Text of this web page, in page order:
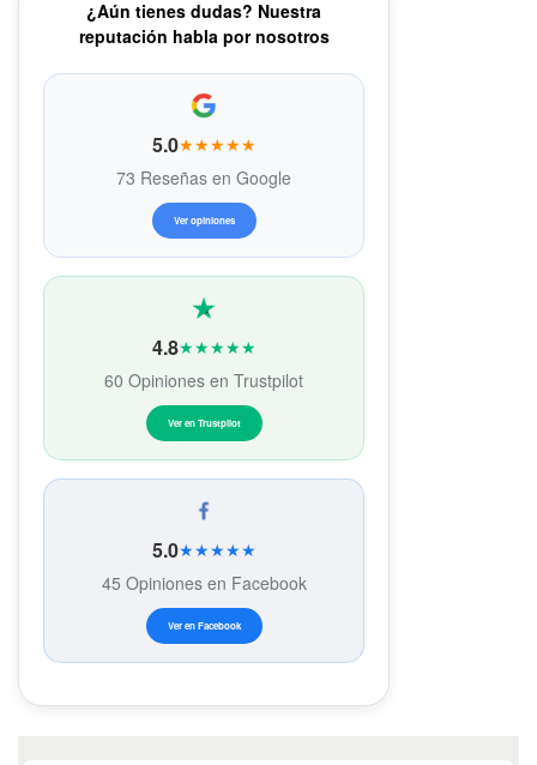
¿Aún tienes dudas? Nuestra
reputación habla por nosotros
5.0★★★★★
73 Reseñas en Google
Ver opiniones
4.8★★★★★
60 Opiniones en Trustpilot
Ver en Trustpilot
5.0★★★★★
45 Opiniones en Facebook
Ver en Facebook